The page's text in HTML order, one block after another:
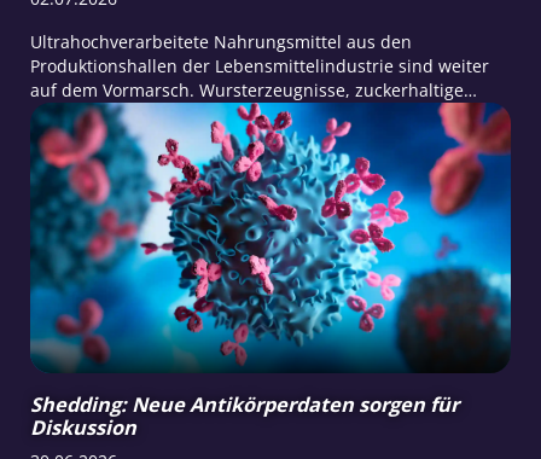
Ultrahochverarbeitete Nahrungsmittel aus den
Produktionshallen der Lebensmittelindustrie sind weiter
auf dem Vormarsch. Wursterzeugnisse, zuckerhaltige
Backwaren, Trockensuppen, Softdrinks, Süßigkeiten sowie
Fertiggerichte wie Tiefkühlpizza, Burger, vorgekochte
Nudelgerichte, Fertigsaucen oder Dosenravioli – die
Menschheit ernährt sich immer mehr aus den Laboren der
Lebensmittelindustrie.
Shedding: Neue Antikörperdaten sorgen für
Diskussion